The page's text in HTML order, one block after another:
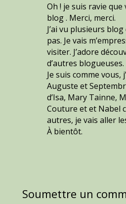
Oh ! je suis ravie
blog . Merci, merci.
J’ai vu plusieurs
pas. Je vais
visiter. J’adore
d’autres blogueuses.
Je suis comme vous,
Auguste et
d’Isa, Mary Tainne,
Couture et et Nabel
autres, je vais aller
À bientôt.
Soumettre un